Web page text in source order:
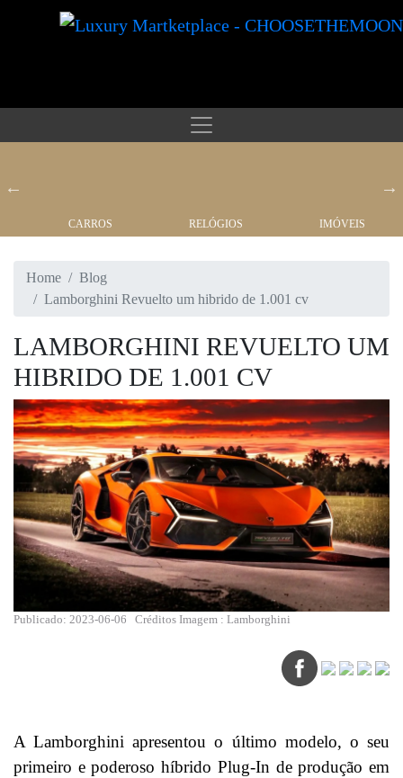
CARROS RELÓGIOS IMÓVEIS
Home
Blog
Lamborghini Revuelto um hibrido de 1.001 cv
LAMBORGHINI REVUELTO UM
HIBRIDO DE 1.001 CV
Publicado: 2023-06-06 Créditos Imagem : Lamborghini
A Lamborghini apresentou o último modelo, o seu
primeiro e poderoso híbrido Plug-In de produção em